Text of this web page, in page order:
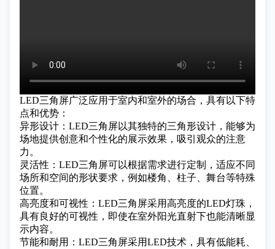
LED三角屏广泛应用于室内和室外的场合，具有以下特
点和优势：
异形设计：LED三角屏以其独特的三角形设计，能够为
场地提供创意和个性化的展示效果，吸引观众的注意
力。
灵活性：LED三角屏可以根据需求进行定制，适应不同
场所和空间的形状要求，例如楼角、柱子、舞台等特殊
位置。
高亮度和可视性：LED三角屏采用高亮度的LED灯珠，
具有良好的可视性，即使在室外阳光直射下也能清晰显
示内容。
节能和耐用：LED三角屏采用LED技术，具有低能耗、